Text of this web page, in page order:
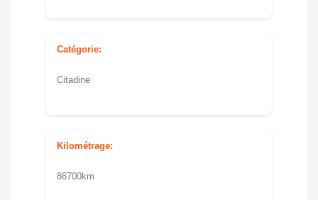
Catégorie:
Citadine
Kilométrage:
86700km